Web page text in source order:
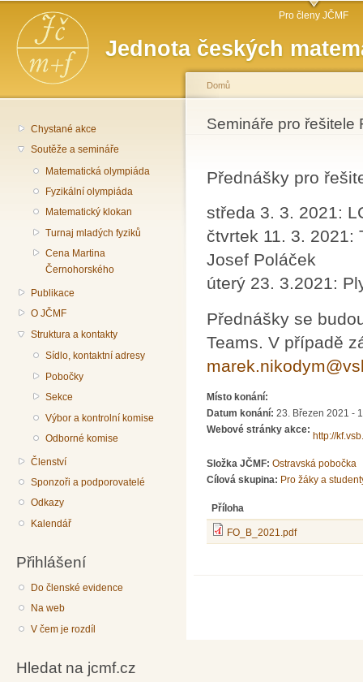
Jednota českých
Hlavní menu Pro členy JČMF
Chystané akce
Soutěže a semináře
Matematická olympiáda
Fyzikální olympiáda
Matematický klokan
Turnaj mladých fyziků
Cena Martina
Černohorského
Publikace
O JČMF
Struktura a kontakty
Sídlo, kontaktní adresy
Pobočky
Sekce
Výbor a kontrolní komise
Odborné komise
Členství
Sponzoři a podporovatelé
Odkazy
Kalendář
Přihlášení
Do členské evidence
Na web
V čem je rozdíl
Hledat na jcmf.cz
Jste zde
Domů
Semináře pro řešitele
Přednášky pro
středa 3. 3. 2021:
čtvrtek 11. 3. 2021:
Josef Poláček
úterý 23. 3.2021:
Přednášky se
Teams. V případě
Místo konání:
Datum konání: 23. Březen 2021 -
Webové stránky akce:
http://
Složka JČMF: Ostravská pobočka
Cílová skupina: Pro žáky a
Příloha
FO_B_2021.pdf